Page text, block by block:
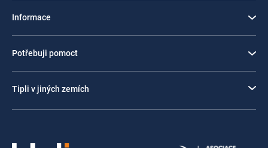
Informace
Potřebuji pomoct
Tipli v jiných zemích